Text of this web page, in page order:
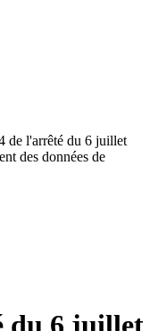
de l'arrêté du 6 juillet
des données de